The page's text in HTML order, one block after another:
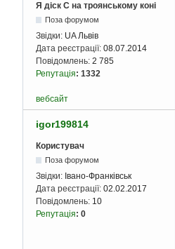
Я діск С на троянському коні
Поза форумом
Звідки: UA Львів
Дата реєстрації: 08.07.2014
Повідомлень: 2 785
Репутація: 1332
вебсайт
igor199814
Користувач
Поза форумом
Звідки: Івано-Франківськ
Дата реєстрації: 02.02.2017
Повідомлень: 10
Репутація: 0